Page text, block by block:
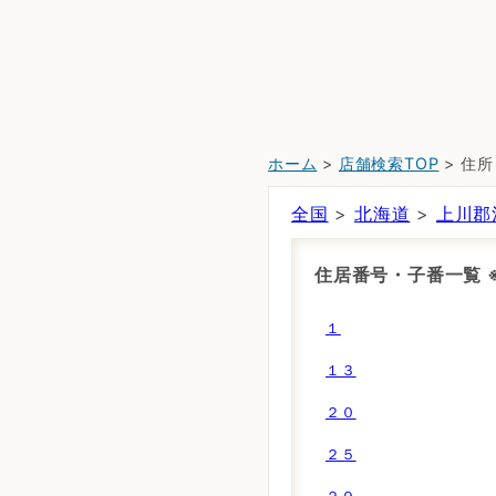
ホーム > 店舗検索TOP > 住
全国 >北海道 > 上川
住居番号・子番一覧
１
１３
２０
２５